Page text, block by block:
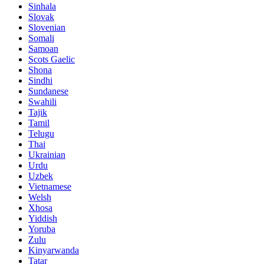
Sinhala
Slovak
Slovenian
Somali
Samoan
Scots Gaelic
Shona
Sindhi
Sundanese
Swahili
Tajik
Tamil
Telugu
Thai
Ukrainian
Urdu
Uzbek
Vietnamese
Welsh
Xhosa
Yiddish
Yoruba
Zulu
Kinyarwanda
Tatar